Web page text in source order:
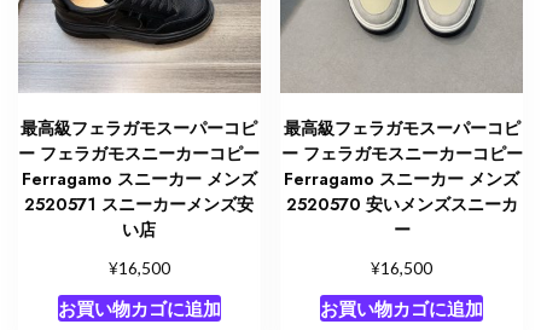
最高級フェラガモスーパーコピ
ー フェラガモスニーカーコピー
Ferragamo スニーカー メンズ
2520571 スニーカーメンズ安
い店
¥16,500
お買い物カゴに追加
最高級フェラガモスーパーコピ
ー フェラガモスニーカーコピー
Ferragamo スニーカー メンズ
2520570 安いメンズスニーカ
ー
¥16,500
お買い物カゴに追加